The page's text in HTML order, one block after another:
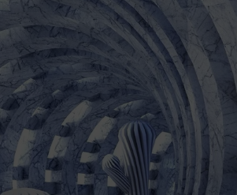
Dlaczego warto wybrać tę
Fototapeta Krzyż to nie tylko
unikalnego charakteru. Wysoka
przemyślana kompozycja
zachowując pierwotną głębię
To rozwiązanie dla osób, które
estetykę z trwałością. Sprawdź